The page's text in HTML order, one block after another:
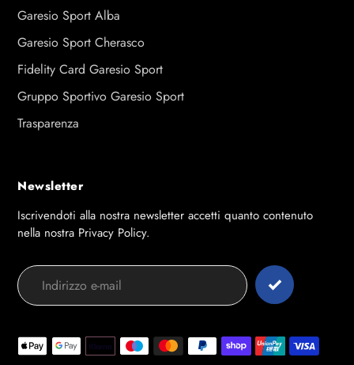
Garesio Sport Alba
Garesio Sport Cherasco
Fidelity Card Garesio Sport
Gruppo Sportivo Garesio Sport
Trasparenza
Newsletter
Iscrivendoti alla nostra newsletter accetti quanto contenuto
nella nostra Privacy Policy.
Modalità
di